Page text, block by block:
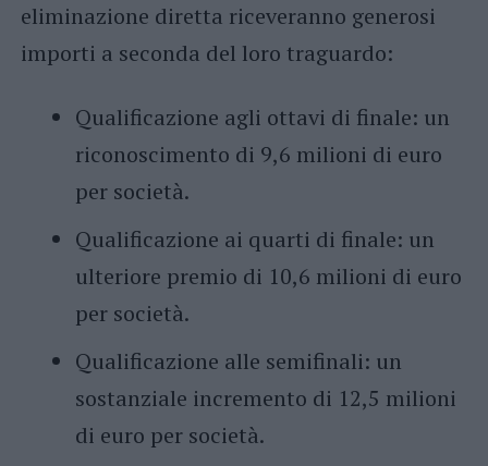
eliminazione diretta riceveranno generosi
importi a seconda del loro traguardo:
Qualificazione agli ottavi di finale: un
riconoscimento di 9,6 milioni di euro
per società.
Qualificazione ai quarti di finale: un
ulteriore premio di 10,6 milioni di euro
per società.
Qualificazione alle semifinali: un
sostanziale incremento di 12,5 milioni
di euro per società.